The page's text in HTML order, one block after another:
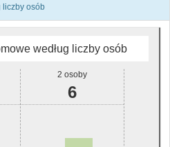
liczby osób
według liczby osób
2 osoby
6